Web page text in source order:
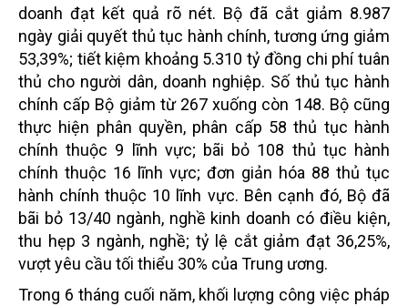
doanh đạt kết quả rõ nét. Bộ đã cắt giảm 8.987
ngày giải quyết thủ tục hành chính, tương ứng giảm
53,39%; tiết kiệm khoảng 5.310 tỷ đồng chi phí tuân
thủ cho người dân, doanh nghiệp. Số thủ tục hành
chính cấp Bộ giảm từ 267 xuống còn 148. Bộ cũng
thực hiện phân quyền, phân cấp 58 thủ tục hành
chính thuộc 9 lĩnh vực; bãi bỏ 108 thủ tục hành
chính thuộc 16 lĩnh vực; đơn giản hóa 88 thủ tục
hành chính thuộc 10 lĩnh vực. Bên cạnh đó, Bộ đã
bãi bỏ 13/40 ngành, nghề kinh doanh có điều kiện,
thu hẹp 3 ngành, nghề; tỷ lệ cắt giảm đạt 36,25%,
vượt yêu cầu tối thiểu 30% của Trung ương.
Trong 6 tháng cuối năm, khối lượng công việc pháp